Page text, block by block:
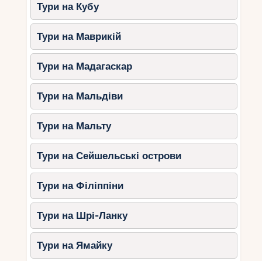
влаштувати весілля у стилі мінімалізму із
вулканічним фоном.
Топ-місця на Лансароті:
Пляж Папагайо.Один з
найкрасивіших пляжів Канарських
островів із бірюзовою водою.
Національний парк
Тіманфая.Вулканічні поля для
незвичайної фотосесії та церемонії.
Хамеос-дель-Агуа.Печера із
підземним озером, створена
художником Сесаром Манріке, для
унікального весілля.
Переваги:
Драматичні краєвиди для незабутніх
Тури на Кубу
Тури на Маврикій
Тури на Мадагаскар
Тури на Мальдіви
Тури на Мальту
Тури на Сейшельські острови
Тури на Філіппіни
Тури на Шрі-Ланку
Тури на Ямайку